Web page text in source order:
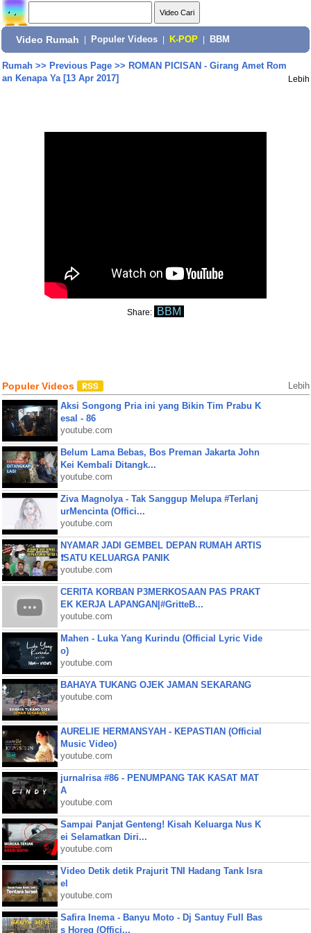
Video Rumah Populer Videos K-POP BBM
Rumah>> Previous Page>> ROMAN PICISAN - Girang Amet Rom
an Kenapa Ya [13 Apr 2017]
Lebih
Share: BBM
Populer Videos Lebih
Aksi Songong Pria ini yang Bikin Tim Prabu K
esal - 86
youtube.com
Belum Lama Bebas, Bos Preman Jakarta John
Kei Kembali Ditangk...
youtube.com
Ziva Magnolya - Tak Sanggup Melupa #Terlanj
urMencinta (Offici...
youtube.com
NYAMAR JADI GEMBEL DEPAN RUMAH ARTIS
❗SATU KELUARGA PANIK
youtube.com
CERITA KORBAN P3MERKOSAAN PAS PRAKT
EK KERJA LAPANGAN|#GritteB...
youtube.com
Mahen - Luka Yang Kurindu (Official Lyric Vide
o)
youtube.com
BAHAYA TUKANG OJEK JAMAN SEKARANG
youtube.com
AURELIE HERMANSYAH - KEPASTIAN (Official
Music Video)
youtube.com
jurnalrisa #86 - PENUMPANG TAK KASAT MAT
A
youtube.com
Sampai Panjat Genteng! Kisah Keluarga Nus K
ei Selamatkan Diri...
youtube.com
Video Detik detik Prajurit TNI Hadang Tank Isra
el
youtube.com
Safira Inema - Banyu Moto - Dj Santuy Full Bas
s Horeg (Offici...